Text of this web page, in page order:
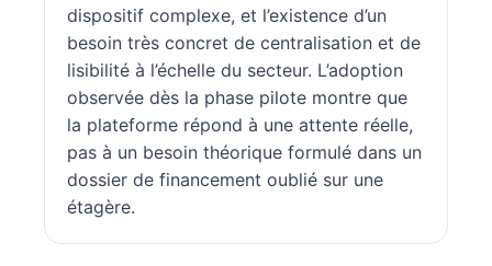
dispositif complexe, et l’existence d’un
besoin très concret de centralisation et de
lisibilité à l’échelle du secteur. L’adoption
observée dès la phase pilote montre que
la plateforme répond à une attente réelle,
pas à un besoin théorique formulé dans un
dossier de financement oublié sur une
étagère.